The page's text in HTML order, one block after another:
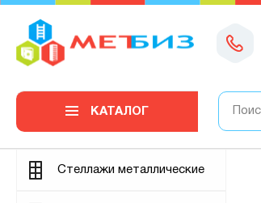
0
КАТАЛОГ
Стеллажи металлические